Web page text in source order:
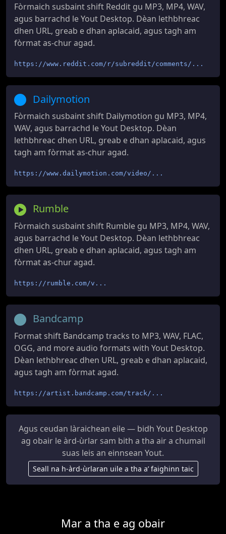
Fòrmaich susbaint shift Reddit gu MP3, MP4, WAV,
agus barrachd le Yout Desktop. Dèan lethbhreac
dhen URL, greab e dhan aplacaid, agus tagh am
fòrmat as-chur agad.
https://www.reddit.com/r/subreddit/comments/...
Dailymotion
Fòrmaich susbaint shift Dailymotion gu MP3, MP4,
WAV, agus barrachd le Yout Desktop. Dèan
lethbhreac dhen URL, greab e dhan aplacaid, agus
tagh am fòrmat as-chur agad.
https://www.dailymotion.com/video/...
Rumble
Fòrmaich susbaint shift Rumble gu MP3, MP4, WAV,
agus barrachd le Yout Desktop. Dèan lethbhreac
dhen URL, greab e dhan aplacaid, agus tagh am
fòrmat as-chur agad.
https://rumble.com/v...
Bandcamp
Format shift Bandcamp tracks to MP3, WAV, FLAC,
OGG, and more audio formats with Yout Desktop.
Dèan lethbhreac dhen URL, greab e dhan aplacaid,
agus tagh am fòrmat agad.
https://artist.bandcamp.com/track/...
Agus ceudan làraichean eile — bidh Yout Desktop
ag obair le àrd-ùrlar sam bith a tha air a chumail
suas leis an einnsean Yout.
Seall na h-àrd-ùrlaran uile a tha a’ faighinn taic
Mar a tha e ag obair